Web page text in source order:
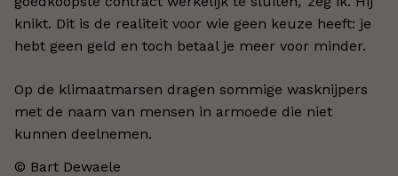
knikt. Dit is de realiteit voor wie geen keuze heeft: je
hebt geen geld en toch betaal je meer voor minder.
Op de klimaatmarsen dragen sommige wasknijpers
met de naam van mensen in armoede die niet
kunnen deelnemen.
© Bart Dewaele